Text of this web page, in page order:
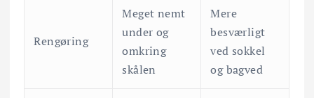
Rengøring
Meget nemt
under og
omkring
skålen
Mere
besværligt
ved sokkel
og bagved